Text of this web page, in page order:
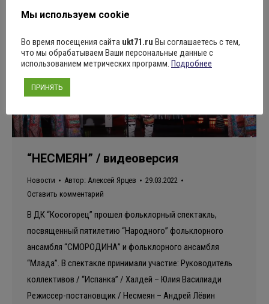
“НЕСМЕЯН” / видеоверсия
Новости Автор: Алексей Ярцев
29.03.2022
Оставить комментарий
В ДК “Косогорец” прошел фольклорный спектакль,
посвященный пятилетию “Народного” фольклорного
ансамбля “СМОРОДИНА” и фольклорного ансамбля
“Млада”. В спектакле принимали участие: Руководитель
коллективов / “Испанка” / Халдей – Юлия Василиади
Режиссер-постановщик / Несмеян – Андрей Лёвин
Мы используем cookie
Во время посещения сайта ukt71.ru Вы соглашаетесь с тем,
что мы обрабатываем Ваши персональные данные с
использованием метрических программ. Подробнее
ПРИНЯТЬ